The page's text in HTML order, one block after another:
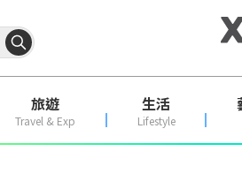
旅遊
Travel & Exp
生活
Lifestyle